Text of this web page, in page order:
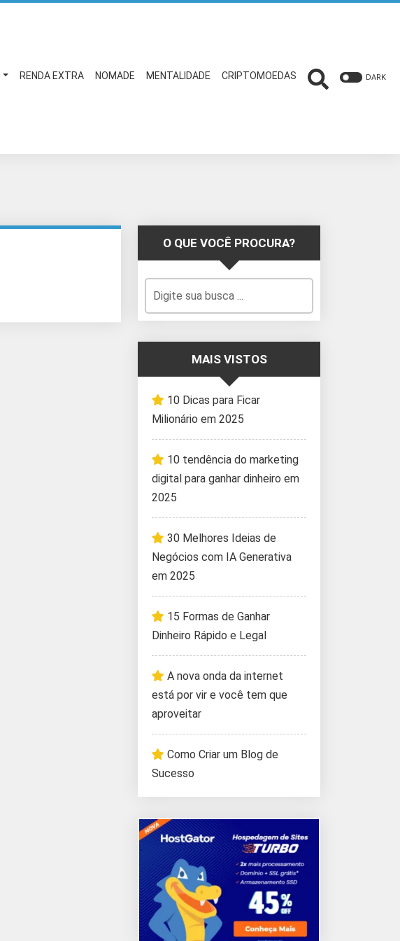
RENDA EXTRA NOMADE MENTALIDADE CRIPTOMOEDAS DARK
O QUE VOCÊ PROCURA?
MAIS VISTOS
10 Dicas para Ficar
Milionário em 2025
10 tendência do marketing
digital para ganhar dinheiro em
2025
30 Melhores Ideias de
Negócios com IA Generativa
em 2025
15 Formas de Ganhar
Dinheiro Rápido e Legal
A nova onda da internet
está por vir e você tem que
aproveitar
Como Criar um Blog de
Sucesso